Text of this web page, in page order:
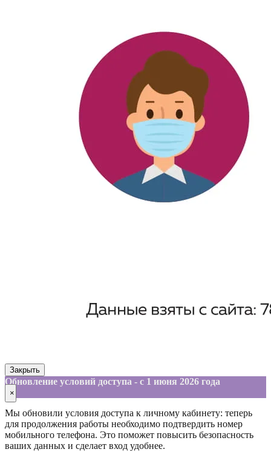
Закрыть
Обновление условий доступа - с 1 июня 2026 года
×
Мы обновили условия доступа к личному кабинету: теперь
для продолжения работы необходимо подтвердить номер
мобильного телефона. Это поможет повысить безопасность
ваших данных и сделает вход удобнее.